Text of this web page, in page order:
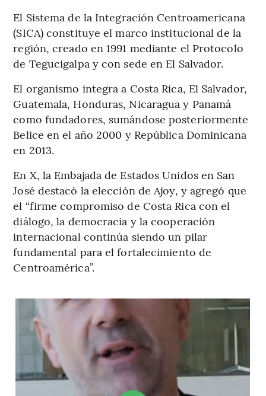
El Sistema de la Integración Centroamericana
(SICA) constituye el marco institucional de la
región, creado en 1991 mediante el Protocolo
de Tegucigalpa y con sede en El Salvador.
El organismo integra a Costa Rica, El Salvador,
Guatemala, Honduras, Nicaragua y Panamá
como fundadores, sumándose posteriormente
Belice en el año 2000 y República Dominicana
en 2013.
En X, la Embajada de Estados Unidos en San
José destacó la elección de Ajoy, y agregó que
el “firme compromiso de Costa Rica con el
diálogo, la democracia y la cooperación
internacional continúa siendo un pilar
fundamental para el fortalecimiento de
Centroamérica”.